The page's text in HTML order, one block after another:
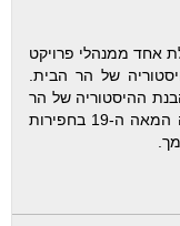
אחד ממנהלי פרויקט
של הר הבית.
ההיסטוריה של הר
הבית. הסיור יעסוק גם בשרידים שנתגלו מאה המאה ה-19 בחפירות